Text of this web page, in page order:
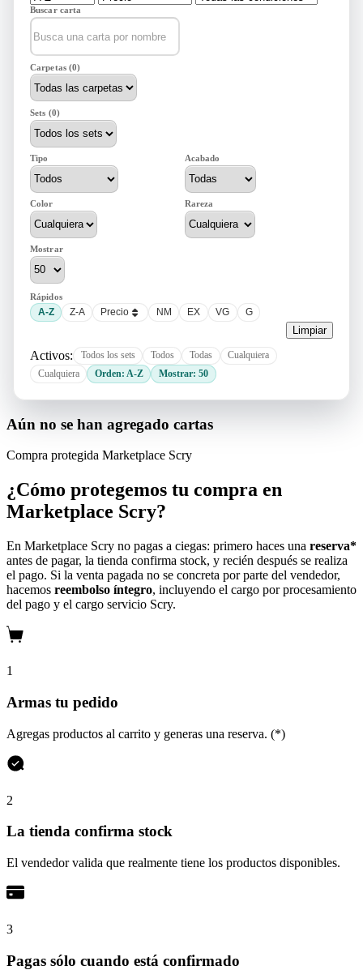
Buscar carta
Carpetas (0)
Sets (0)
Tipo Acabado
Color Rareza
Mostrar
Rápidos
A-Z Z-A Precio NM EX VG G
Limpiar
Activos: Todos los sets Todos Todas
Cualquiera
Cualquiera
Orden: A-Z Mostrar: 50
Aún no se han agregado cartas
Compra protegida Marketplace Scry
¿Cómo protegemos tu compra en
Marketplace Scry?
En Marketplace Scry no pagas a ciegas: primero haces una reserva*
antes de pagar, la tienda confirma stock, y recién después se realiza
el pago. Si la venta pagada no se concreta por parte del vendedor,
hacemos reembolso íntegro, incluyendo el cargo por procesamiento
del pago y el cargo servicio Scry.
1
Armas tu pedido
Agregas productos al carrito y generas una reserva. (*)
2
La tienda confirma stock
El vendedor valida que realmente tiene los productos disponibles.
3
Pagas sólo cuando está confirmado